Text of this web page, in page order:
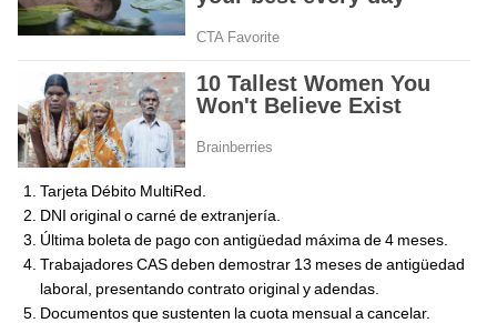
Tarjeta Débito MultiRed.
DNI original o carné de extranjería.
Última boleta de pago con antigüedad máxima de 4 meses.
Trabajadores CAS deben demostrar 13 meses de antigüedad
laboral, presentando contrato original y adendas.
Documentos que sustenten la cuota mensual a cancelar.